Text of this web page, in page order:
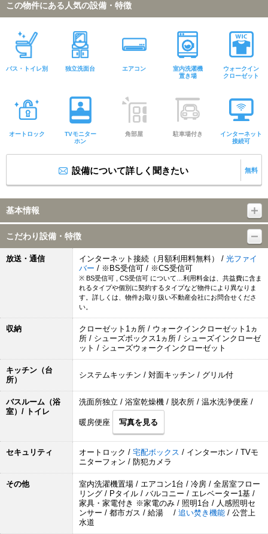
この物件にある人気の設備・特徴
バス・トイレ別 独立洗面台 エアコン
室内洗濯機
置き場
ウォークイン
クローゼット
オートロック
TVモニター
ホン
角部屋 駐車場付き
インターネット
接続可
設備について詳しく聞きたい 無料
基本情報
こだわり設備・特徴
放送・通信 インターネット接続（月額利用料無料） / 光ファイ
バー / ※BS受信可 / ※CS受信可
※ BS受信可 , CS受信可 について…利用料金は、共益費に含ま
れるタイプや個別に契約するタイプなど物件により異なりま
す。詳しくは、物件お取り扱い不動産会社にお問合せくださ
い。
収納
クローゼット1ヵ所 / ウォークインクローゼット1ヵ
所 / シューズボックス1ヵ所 / シューズインクローゼ
ット / シューズウォークインクローゼット
キッチン（台
所）
システムキッチン / 対面キッチン / グリル付
バスルーム（浴
室）/ トイレ
洗面所独立 / 浴室乾燥機 / 脱衣所 / 温水洗浄便座 /
暖房便座 写真を見る
セキュリティ オートロック / 宅配ボックス / インターホン / TVモ
ニターフォン / 防犯カメラ
その他
室内洗濯機置場 / エアコン1台 / 冷房 / 全居室フロー
リング / Pタイル / バルコニー / エレベーター1基 /
家具・家電付き ※家電のみ / 照明1台 / 人感照明セ
ンサー / 都市ガス / 給湯 / 追い焚き機能 / 公営上
水道